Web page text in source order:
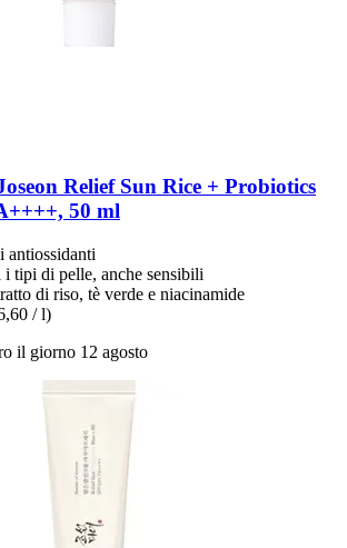
Relief Sun Rice + Probiotics
50 ml
antiossidanti
i tipi di pelle, anche sensibili
di riso, tè verde e niacinamide
/ l)
il giorno 12 agosto